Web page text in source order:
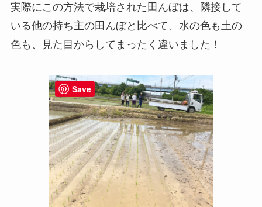
実際にこの方法で栽培された田んぼは、隣接して
いる他の持ち主の田んぼと比べて、水の色も土の
色も、見た目からしてまったく違いました！
Save